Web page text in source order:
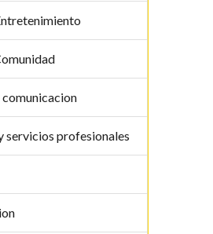
servicios profesionales